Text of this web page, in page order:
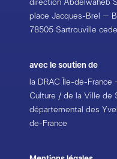
direction Abdelwaheb
place Jacques-Brel –
78505 Sartrouville
avec le soutien de
la DRAC Île-de-
Culture / de la Ville de
départemental des
de-France